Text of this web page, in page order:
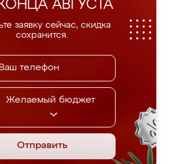
АВГУСТА
заявку сейчас, скидка
сохранится.
Желаемый бюджет
Отправить